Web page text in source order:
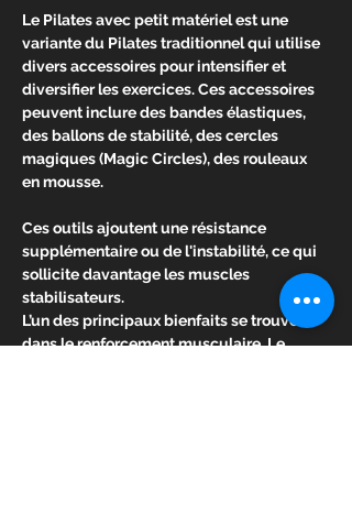
Le Pilates avec petit matériel est une
variante du Pilates traditionnel qui utilise
divers accessoires pour intensifier et
diversifier les exercices. Ces accessoires
peuvent inclure des bandes élastiques,
des ballons de stabilité, des cercles
magiques (Magic Circles), des rouleaux
en mousse.
Ces outils ajoutent une résistance
supplémentaire ou de l'instabilité, ce qui
sollicite davantage les muscles
stabilisateurs.
L’un des principaux bienfaits se trouve
dans le renforcement musculaire. Le